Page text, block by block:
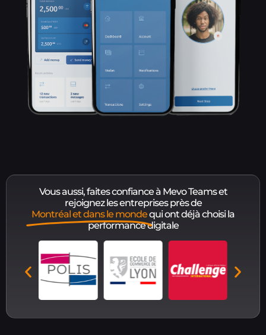
Vous aussi, faites confiance à Mevo Teams et
rejoignez les entreprises près de
Montréal et dans le mondequi ont déjà choisi la
performance digitale